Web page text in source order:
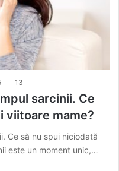
13
sarcinii. Ce
viitoare mame?
Ce să nu spui niciodată
este un moment unic,…